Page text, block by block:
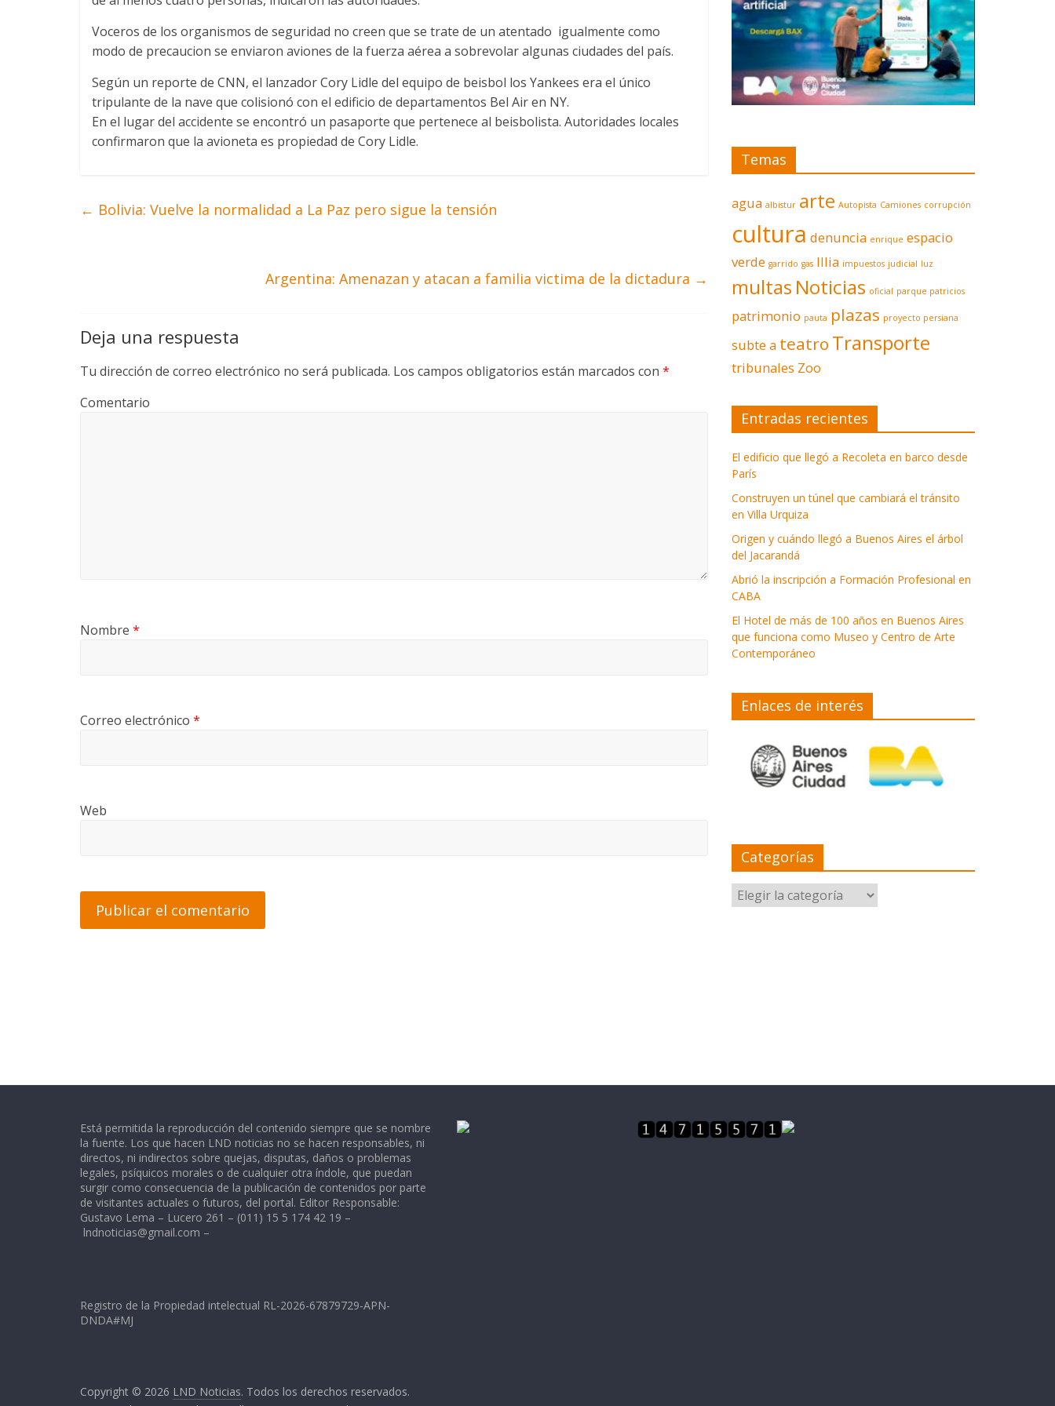
Voceros de los organismos de seguridad no creen que se trate de un atentado igualmente como
modo de precaucion se enviaron aviones de la fuerza aérea a sobrevolar algunas ciudades del país.
Según un reporte de CNN, el lanzador Cory Lidle del equipo de beisbol los Yankees era el único
tripulante de la nave que colisionó con el edificio de departamentos Bel Air en NY.
En el lugar del accidente se encontró un pasaporte que pertenece al beisbolista. Autoridades locales
confirmaron que la avioneta es propiedad de Cory Lidle.
← Bolivia: Vuelve la normalidad a La Paz pero sigue la tensión
Argentina: Amenazan y atacan a familia victima de la dictadura →
Deja una respuesta
Tu dirección de correo electrónico no será publicada. Los campos obligatorios están marcados con *
Comentario
Nombre *
Correo electrónico *
Web
Temas
agua albistur arte Autopista Camiones corrupción
cultura denuncia enrique espacio
verde garrido gas Illia impuestos judicial luz
multas Noticias oficial parque patricios
patrimonio pauta plazas proyecto persiana
subte a teatro Transporte
tribunales Zoo
Entradas recientes
El edificio que llegó a Recoleta en barco desde
París
Construyen un túnel que cambiará el tránsito
en Villa Urquiza
Origen y cuándo llegó a Buenos Aires el árbol
del Jacarandá
Abrió la inscripción a Formación Profesional en
CABA
El Hotel de más de 100 años en Buenos Aires
que funciona como Museo y Centro de Arte
Contemporáneo
Enlaces de interés
Categorías
Categorías
Está permitida la reproducción del contenido siempre que se nombre
la fuente. Los que hacen LND noticias no se hacen responsables, ni
directos, ni indirectos sobre quejas, disputas, daños o problemas
legales, psíquicos morales o de cualquier otra índole, que puedan
surgir como consecuencia de la publicación de contenidos por parte
de visitantes actuales o futuros, del portal. Editor Responsable:
Gustavo Lema – Lucero 261 – (011) 15 5 174 42 19 –
lndnoticias@gmail.com –
Registro de la Propiedad intelectual RL-2026-67879729-APN-
DNDA#MJ
Copyright © 2026 LND Noticias. Todos los derechos reservados.